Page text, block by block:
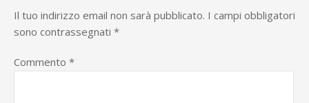
Il tuo indirizzo email non sarà pubblicato. I campi obbligatori
sono contrassegnati *
Commento *